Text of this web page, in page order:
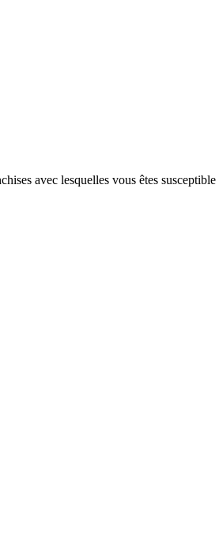
avec lesquelles vous êtes